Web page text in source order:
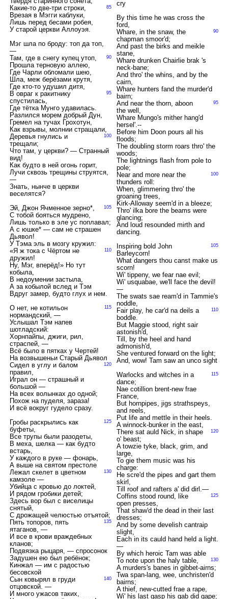
85
Какие-то две-три строки,
Врезая в Мэгги каблуки,
Лишь перед бесами робея,
У старой церкви Аллоуэя.
Мэг шла по броду: топ да топ,
—
90
Там, где в снегу купец утоп,
Прошла терновую аллею,
Где Чарли обломали шею,
Шла, меж берёзами крутя,
Где кто-то удушил дитя,
95
В овраг к ракитнику
спустилась,
Где тётка Мунго удавилась.
Разлился морем добрый Дун,
Гремел на тучах Грохотун,
Как взрывы, молнии стращали,
100
Деревья гнулись и
трещали;
Что там, у церкви? — Странный
вид!
Как будто в ней огонь горит,
Лучи сквозь трещины струятся,
—
Знать, нынче в церкви
веселятся?
105
Эй, Джон Ячменное зерно*,
С тобой бояться мудрено,
Лишь только в эле ус поплавал;
А с юшке* — сам не страшен
Дьявол!
У Тэма эль в мозгу кружил:
110
«Я ж тока с Чёртом не
дружил!
Ну, Мэг, вперёд!» Но тут
кобыла,
В недоумении застыла,
А за кобылой вслед и Тэм
Вдруг замер, будто глух и нем.
115
О нет, не котильон
нормандский, —
Услышал Тэм напев
шотладский:
Хорнпайпы, джиги, рил,
страспей, —
Всё было в пятках у Чертей!
На возвышеньи Старый Дьявол
120
Сидел в углу и балом
правил,
Играл он — страшный и
большой —
На всех волынках до одной;
Похож на пуделя, зараза!
И всё вокруг гудело сразу.
125
Гробы раскрылись как
буфеты,
Все трупы были разодеты,
В меха, шелка — как будто
встарь,
У каждого в руке — фонарь,
А выше на святом престоле
130
Лежал скелет в цветном
камзоле —
Убийца с кровью до локтей,
И рядом гробики детей;
Здесь вор был с виселицы
снятый,
С дрожащей челюстью отъятой;
135
Пять топоров, пять
ятаганов, —
И все в крови враждебных
кланов;
Подвязка рыцаря, — спросонок
Задушен ею был ребёнок;
Кинжал — им с радостью
бесовской
140
Сын ковырял в груди
отцовской. —
И много ужасов таких,
cry
By this time he was cross the
ford,
90
Whare, in the snaw, the
chapman smoor'd;
And past the birks and meikle
stane,
Whare drunken Chairlie brak 's
neck-bane;
And thro' the whins, and by the
cairn,
Whare hunters fand the murder'd
bairn;
95
And near the thorn, aboon
the well,
Whare Mungo's mither hang'd
hersel'.--
Before him Doon pours all his
floods;
The doubling storm roars thro' the
woods;
The lightnings flash from pole to
pole;
100
Near and more near the
thunders roll:
When, glimmering thro' the
groaning trees,
Kirk-Alloway seem'd in a bleeze;
Thro' ilka bore the beams were
glancing;
And loud resounded mirth and
dancing.
105
Inspiring bold John
Barleycorn!
What dangers thou canst make us
scorn!
Wi' tippeny, we fear nae evil;
Wi' usquabae, we'll face the devil!
—
The swats sae ream'd in Tammie's
noddle,
110
Fair play, he car'd na deils a
boddle.
But Maggie stood, right sair
astonish'd,
Till, by the heel and hand
admonish'd,
She ventured forward on the light;
And, wow! Tam saw an unco sight
115
Warlocks and witches in a
dance;
Nae cotillion brent-new frae
France,
But hornpipes, jigs strathspeys,
and reels,
Put life and mettle in their heels.
A winnock-bunker in the east,
120
There sat auld Nick, in shape
o' beast;
A towzie tyke, black, grim, and
large,
To gie them music was his
charge:
He scre'd the pipes and gart them
skirl,
Till roof and rafters a' did dirl.—
125
Coffins stood round, like
open presses,
That shaw'd the dead in their last
dresses;
And by some develish cantraip
slight,
Each in its cauld hand held a light.
—
By which heroic Tam was able
130
To note upon the haly table,
A murders's banes in gibbet-airns;
Twa span-lang, wee, unchristen'd
bairns;
A thief, new-cutted frae a rape,
Wi' his last gasp his gab did gape;